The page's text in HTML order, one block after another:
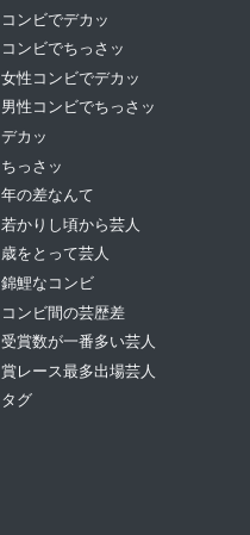
コンビでデカッ
コンビでちっさッ
女性コンビでデカッ
男性コンビでちっさッ
デカッ
ちっさッ
年の差なんて
若かりし頃から芸人
歳をとって芸人
錦鯉なコンビ
コンビ間の芸歴差
受賞数が一番多い芸人
賞レース最多出場芸人
タグ